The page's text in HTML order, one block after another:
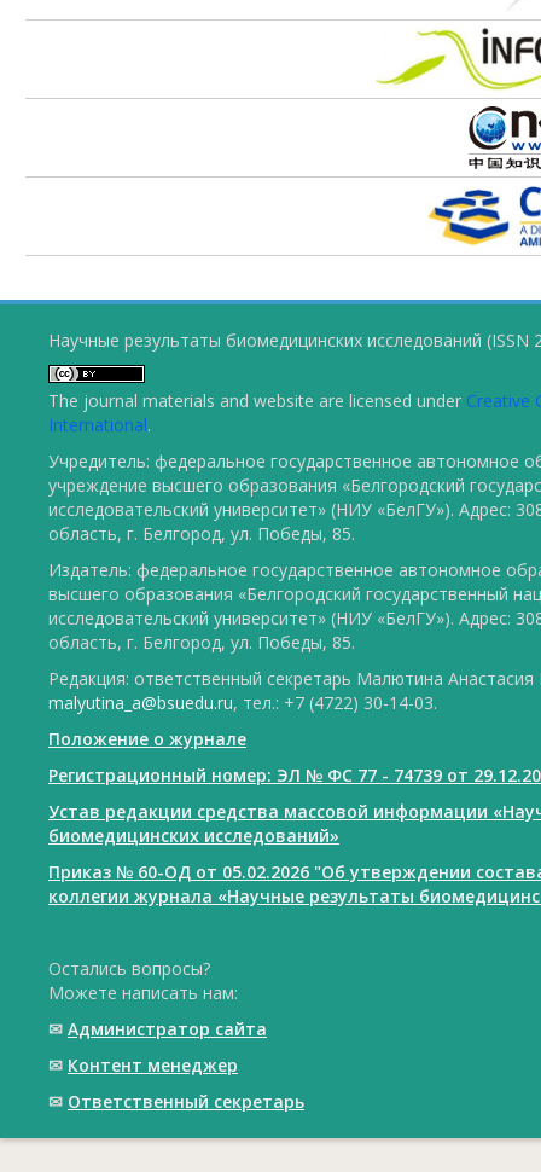
Научные результаты биомедицинских исследований (ISSN
The journal materials and website are licensed under Creative
International.
Учредитель: федеральное государственное автономное
учреждение высшего образования «Белгородский
исследовательский университет» (НИУ «БелГУ»). Адрес:
область, г. Белгород, ул. Победы, 85.
Издатель: федеральное государственное автономное
высшего образования «Белгородский государственный
исследовательский университет» (НИУ «БелГУ»). Адрес:
область, г. Белгород, ул. Победы, 85.
Редакция: ответственный секретарь Малютина
malyutina_a@bsuedu.ru, тел.: +7 (4722) 30-14-03.
Положение о журнале
Регистрационный номер: ЭЛ № ФС 77 - 74739 от
Устав редакции средства массовой информации
биомедицинских исследований»
Приказ № 60-ОД от 05.02.2026 "Об утверждении
коллегии журнала «Научные результаты
Остались вопросы?
Можете написать нам:
✉ Администратор сайта
✉ Контент менеджер
✉ Ответственный cекретарь